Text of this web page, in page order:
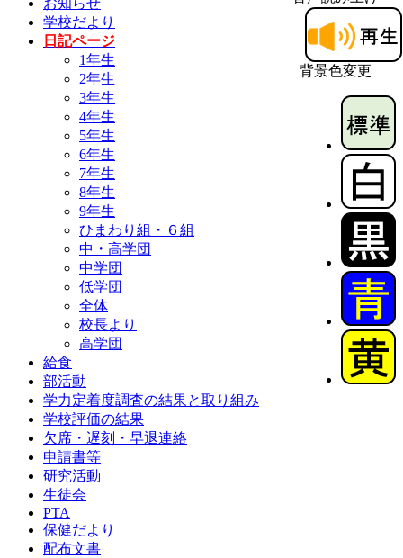
背景色変更
学校だより
日記ページ
1年生
2年生
3年生
4年生
5年生
6年生
7年生
8年生
9年生
ひまわり組・６組
中・高学団
中学団
低学団
全体
校長より
高学団
給食
部活動
学力定着度調査の結果と取り組み
学校評価の結果
欠席・遅刻・早退連絡
申請書等
研究活動
生徒会
PTA
保健だより
配布文書